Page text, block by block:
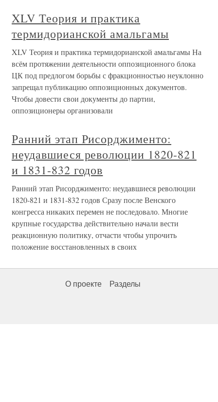
XLV Теория и практика
термидорианской амальгамы
XLV Теория и практика термидорианской амальгамы На
всём протяжении деятельности оппозиционного блока
ЦК под предлогом борьбы с фракционностью неуклонно
запрещал публикацию оппозиционных документов.
Чтобы довести свои документы до партии,
оппозиционеры организовали
Ранний этап Рисорджименто:
неудавшиеся революции 1820-821
и 1831-832 годов
Ранний этап Рисорджименто: неудавшиеся революции
1820-821 и 1831-832 годов Сразу после Венского
конгресса никаких перемен не последовало. Многие
крупные государства действительно начали вести
реакционную политику, отчасти чтобы упрочить
положение восстановленных в своих
О проекте Разделы